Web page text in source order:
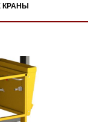
КРАНЫ